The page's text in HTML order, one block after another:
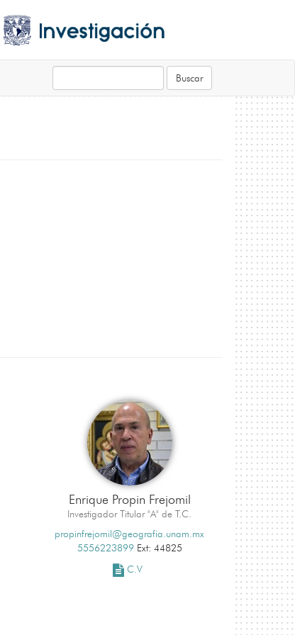
Buscar
Enrique Propin Frejomil
Investigador Titular "A" de T.C.
propinfrejomil@geografia.unam.mx
5556223899Ext: 44825
C.V